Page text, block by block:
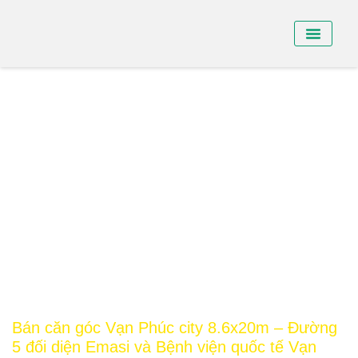
Bán căn góc Vạn Phúc city 8.6x20m – Đường
5 đối diện Emasi và Bệnh viện quốc tế Vạn